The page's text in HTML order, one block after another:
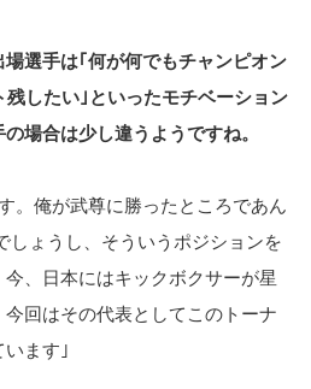
選手は｢何が何でもチャンピオン
したい｣といったモチベーション
場合は少し違うようですね。
。俺が武尊に勝ったところであん
しょうし、そういうポジションを
、日本にはキックボクサーが星
回はその代表としてこのトーナ
います｣